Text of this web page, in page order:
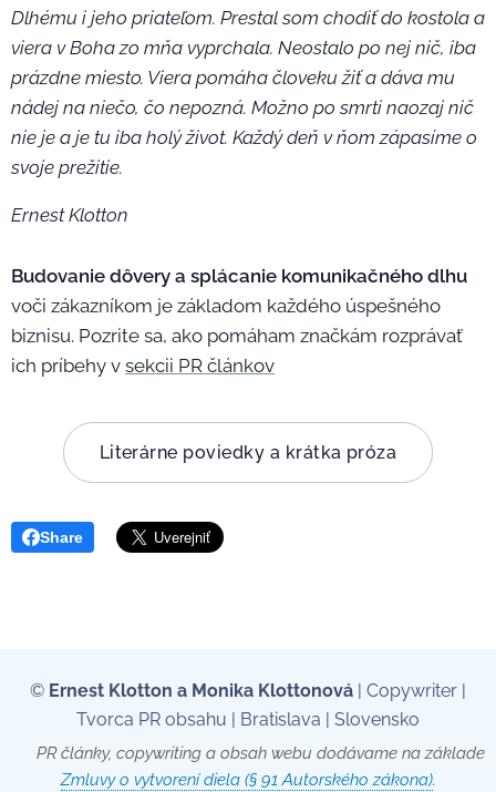
Dlhému i jeho priateľom. Prestal som chodiť do kostola a
viera v Boha zo mňa vyprchala. Neostalo po nej nič, iba
prázdne miesto. Viera pomáha človeku žiť a dáva mu
nádej na niečo, čo nepozná. Možno po smrti naozaj nič
nie je a je tu iba holý život. Každý deň v ňom zápasíme o
svoje prežitie.
Ernest Klotton
Budovanie dôvery a splácanie komunikačného dlhu
voči zákazníkom je základom každého úspešného
biznisu. Pozrite sa, ako pomáham značkám rozprávať
ich príbehy v sekcii PR článkov
Literárne poviedky a krátka próza
Share
© Ernest Klotton a Monika Klottonová | Copywriter |
Tvorca PR obsahu | Bratislava | Slovensko
📄 PR články, copywriting a obsah webu dodávame na základe
Zmluvy o vytvorení diela (§ 91 Autorského zákona).